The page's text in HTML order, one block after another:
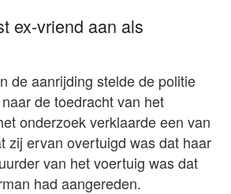
ex-vriend aan als
de aanrijding stelde de politie
de toedracht van het
onderzoek verklaarde een van
zij ervan overtuigd was dat haar
van het voertuig was dat
had aangereden.